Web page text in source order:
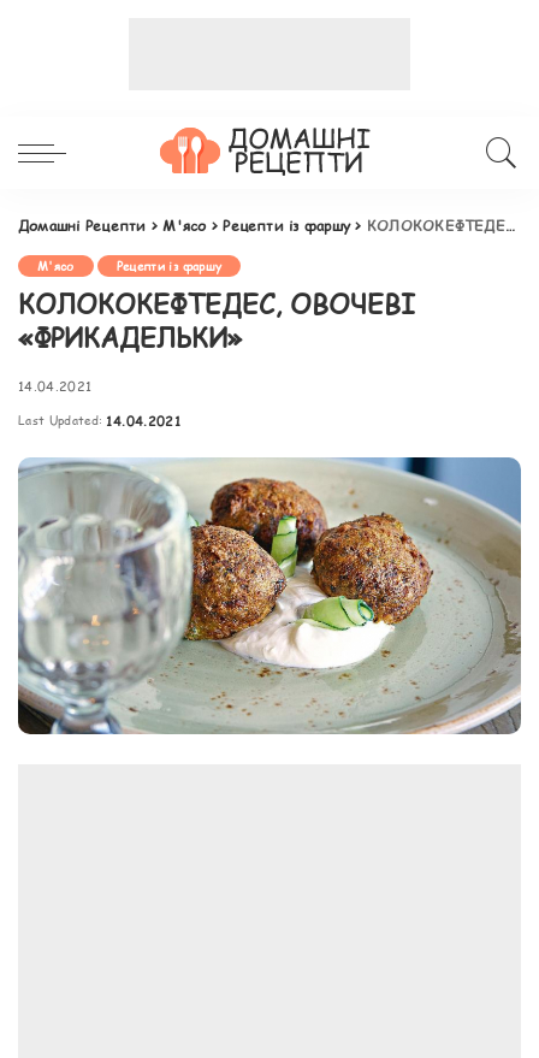
Домашні Рецепти >М'ясо>Рецепти із фаршу> КОЛОКОКЕФТЕДЕС, ОВОЧЕВІ «ФРИКАДЕЛЬКИ»
М'ясо Рецепти із фаршу
КОЛОКОКЕФТЕДЕС, ОВОЧЕВІ
«ФРИКАДЕЛЬКИ»
14.04.2021
Last Updated: 14.04.2021